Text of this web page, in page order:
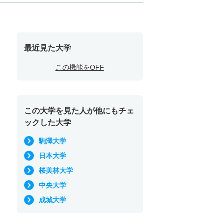
最近見た大学
この機能をOFF
この大学を見た人が他にもチェ
ックした大学
駒澤大学
日本大学
桜美林大学
中央大学
成城大学